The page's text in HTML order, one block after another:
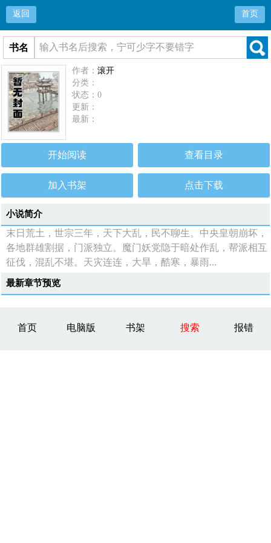
返回 首页
书名
作者：滚开
分类：
状态：0
更新：
最新：
开始阅读 查看目录
加入书架 点击下载
小说简介
末日荒土，世宗三年，天下大乱，民不聊生。中央皇朝崩坏，
各地群雄割据，门派独立。魔门妖党隐于暗处作乱，帮派相互
征伐，混乱不堪。天灾连连，大旱，酷寒，暴雨...
最新章节预览
首页 电脑版 书架 搜索 报错